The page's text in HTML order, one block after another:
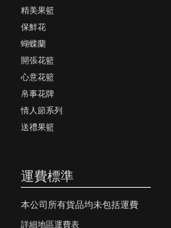
精美果籃
保鮮花
蝴蝶蘭
開張花籃
心意花籃
帛事花牌
情人節系列
送禮果籃
運費標準
本公司所有貨品均未包括運費
詳細地區運費表